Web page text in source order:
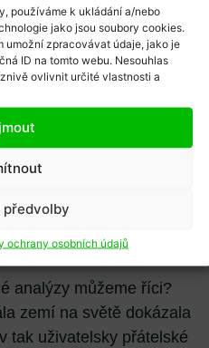
používáme k ukládání a/nebo
jako jsou soubory cookies.
umožní zpracovávat údaje, jako je
ID na tomto webu. Nesouhlas
ovlivnit určité vlastnosti a
ochrany osobních údajů
celková účast se
kteří volí mimo volební
RIV a ostatních
rychlému zvýšení
že většina uživatelů
stále je aktivními voliči, a
analýzy můžeme říci?
zemí na světě dokázala
tak uživatelsky přátelské